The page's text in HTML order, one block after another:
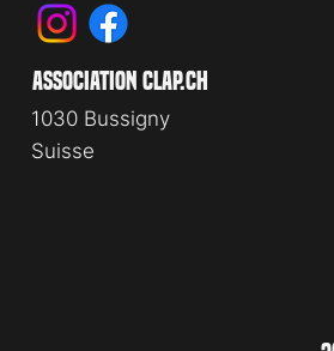
association clap.ch
1030 Bussigny
Suisse